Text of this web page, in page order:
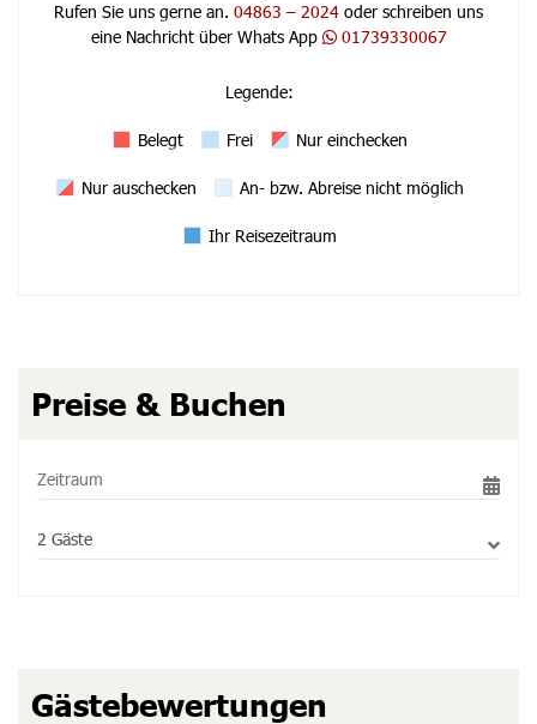
Rufen Sie uns gerne an. 04863 – 2024 oder schreiben uns
eine Nachricht über Whats App
01739330067
Legende:
Belegt Frei Nur einchecken
Nur auschecken An- bzw. Abreise nicht möglich
Ihr Reisezeitraum
Preise & Buchen
Gästebewertungen